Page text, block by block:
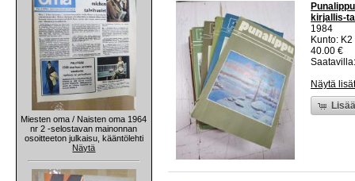
Miesten oma / Naisten oma 1964
nr 2 -selostavan mainonnan
osoitteeton julkaisu, kääntölehti
Näytä
kirjallis-
1984
Kunto:
40.00 €
Näytä